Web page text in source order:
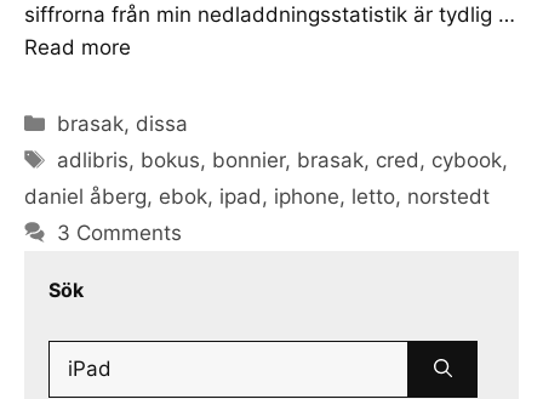
siffrorna från min nedladdningsstatistik är tydlig …
Read more
Categories
brasak, dissa
Tags
adlibris, bokus, bonnier, brasak, cred , cybook,
daniel åberg, ebok, ipad , iphone, letto, norstedt
3 Comments
Sök
Search